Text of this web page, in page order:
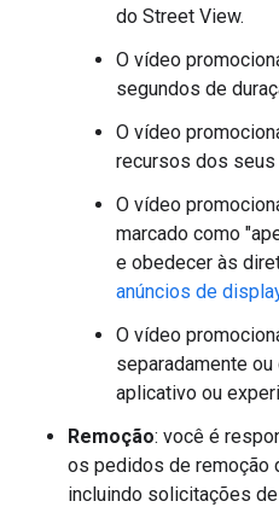
do Street View.
O vídeo
segundos de
O vídeo
recursos dos
O vídeo
marcado como
e obedecer às
anúncios de
O vídeo
separadamente
aplicativo ou
Remoção: você é
os pedidos de remoção
incluindo solicitações